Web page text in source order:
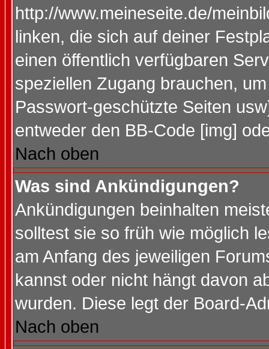
http://www.meineseite.de/
linken, die sich auf deiner
einen öffentlich verfügbaren
speziellen Zugang brauchen,
Passwort-geschützte Seiten
entweder den BB-Code [img]
Nach oben
Was sind Ankündigungen?
Ankündigungen beinhalten
solltest sie so früh wie möglich
am Anfang des jeweiligen
kannst oder nicht hängt davon
wurden. Diese legt der Board-
Nach oben